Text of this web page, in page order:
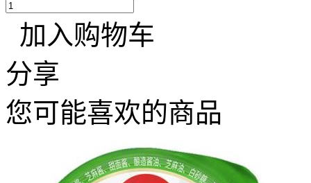
加入购物车
分享
您可能喜欢的商品